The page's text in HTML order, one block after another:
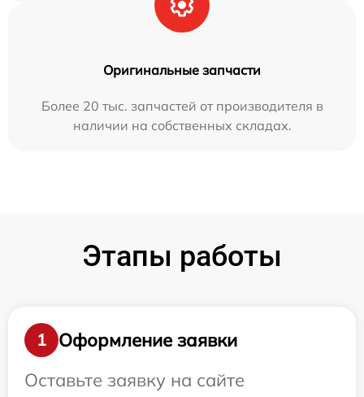
Оригинальные запчасти
Более 20 тыс. запчастей от производителя в
наличии на собственных складах.
Этапы работы
1
Оформление заявки
Оставьте заявку на сайте